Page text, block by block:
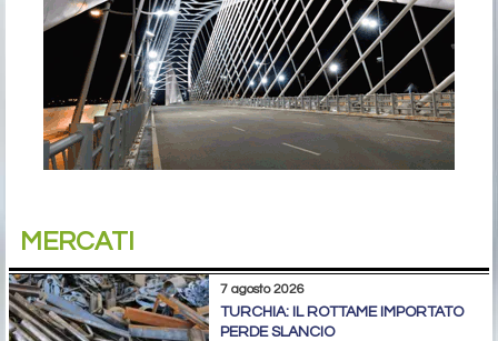
MERCATI
7 agosto 2026
TURCHIA: IL ROTTAME IMPORTATO
PERDE SLANCIO